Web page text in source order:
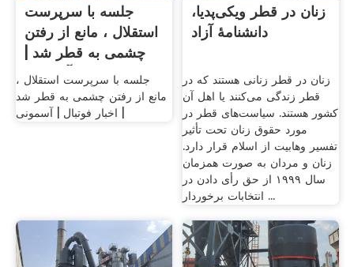
جلسه با سرپرست
استقلال ، مانع از رفتن
چشمی به قطر شد |
آسمونی
جلسه با سرپرست استقلال ،
مانع از رفتن چشمی به قطر شد
| اخبار فوتبال | آسمونی
زنان در قطر ویکی‌پدیا،
دانشنامهٔ آزاد
زنان در قطر زنانی هستند که در
قطر زندگی می‌کنند یا اهل آن
کشور هستند. سیاست‌های قطر در
مورد حقوق زنان تحت تأثیر
تفسیر وهابیت از اسلام قرار دارد.
زنان و مردان به صورت همزمان
سال ۱۹۹۹ از حق رأی دادن در
انتخابات برخوردار ...